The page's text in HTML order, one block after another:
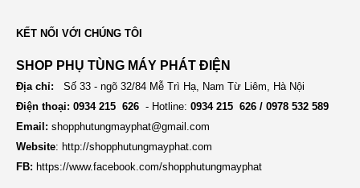
KẾT NỐI VỚI CHÚNG TÔI
SHOP PHỤ TÙNG MÁY PHÁT ĐIỆN
Địa chỉ: Số 33 - ngõ 32/84 Mễ Trì Hạ, Nam Từ Liêm, Hà Nội
Điện thoại: 0934 215 626 - Hotline: 0934 215 626 / 0978 532 589
Email: shopphutungmayphat@gmail.com
Website: http://shopphutungmayphat.com
FB: https://www.facebook.com/shopphutungmayphat